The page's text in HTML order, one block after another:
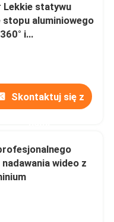
Lekkie statywu
stopu aluminiowego
i
designem
Skontaktuj się z
wideo z